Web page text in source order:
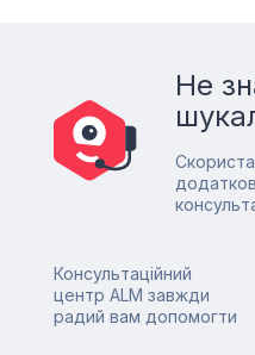
Не
Консультаційний
центр ALM завжди
радий вам допомогти